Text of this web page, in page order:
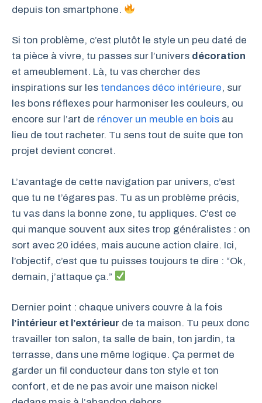
depuis ton smartphone.
Si ton problème, c’est plutôt le style un peu daté de
ta pièce à vivre, tu passes sur l’univers décoration
et ameublement. Là, tu vas chercher des
inspirations sur les tendances déco intérieure, sur
les bons réflexes pour harmoniser les couleurs, ou
encore sur l’art de rénover un meuble en bois au
lieu de tout racheter. Tu sens tout de suite que ton
projet devient concret.
L’avantage de cette navigation par univers, c’est
que tu ne t’égares pas. Tu as un problème précis,
tu vas dans la bonne zone, tu appliques. C’est ce
qui manque souvent aux sites trop généralistes : on
sort avec 20 idées, mais aucune action claire. Ici,
l’objectif, c’est que tu puisses toujours te dire : “Ok,
demain, j’attaque ça.”
Dernier point : chaque univers couvre à la fois
l’intérieur et l’extérieur de ta maison. Tu peux donc
travailler ton salon, ta salle de bain, ton jardin, ta
terrasse, dans une même logique. Ça permet de
garder un fil conducteur dans ton style et ton
confort, et de ne pas avoir une maison nickel